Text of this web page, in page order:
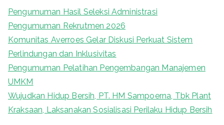
Pengumuman Hasil Seleksi Administrasi
Pengumuman Rekrutmen 2026
Komunitas Averroes Gelar Diskusi Perkuat Sistem
Perlindungan dan Inklusivitas
Pengumuman Pelatihan Pengembangan Manajemen
UMKM
Wujudkan Hidup Bersih, PT. HM Sampoerna, Tbk Plant
Kraksaan, Laksanakan Sosialisasi Perilaku Hidup Bersih